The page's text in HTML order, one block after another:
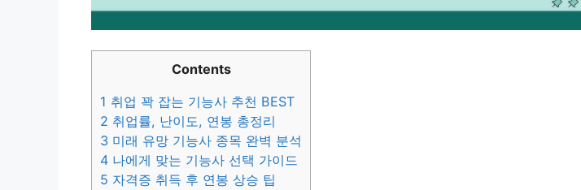
Contents
1 취업 꽉 잡는 기능사 추천 BEST
2 취업률, 난이도, 연봉 총정리
3 미래 유망 기능사 종목 완벽 분석
4 나에게 맞는 기능사 선택 가이드
5 자격증 취득 후 연봉 상승 팁